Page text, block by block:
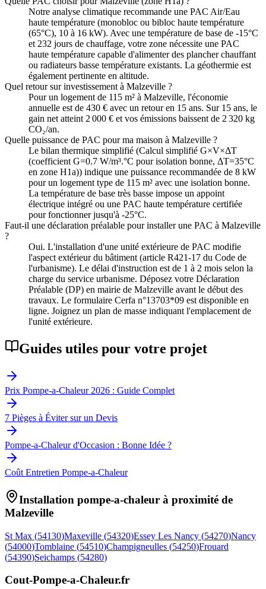
Notre analyse climatique recommande une PAC Air/Eau
haute température (monobloc ou bibloc haute température
(65°C), 10 à 16 kW). Avec une température de base de -15°C
et 232 jours de chauffage, votre zone nécessite une PAC
haute température capable d'alimenter des plancher chauffant
ou radiateurs basse température existants. La géothermie est
également pertinente en altitude.
Quel retour sur investissement à Malzeville ?
Pour un logement de 115 m² à Malzeville, l'économie
annuelle est de 430 € avec un retour en 15 ans. Sur 15 ans, le
gain net atteint 2 000 € et vos émissions baissent de 2 320 kg
CO₂/an.
Quelle puissance de PAC pour ma maison à Malzeville ?
Le bilan thermique simplifié (Calcul simplifié G×V×ΔT
(coefficient G=0.7 W/m³.°C pour isolation bonne, ΔT=35°C
en zone H1a)) indique une puissance recommandée de 8 kW
pour un logement type de 115 m² avec une isolation bonne.
La température de base très basse impose un appoint
électrique intégré ou une PAC haute température certifiée
pour fonctionner jusqu'à -25°C.
Faut-il une déclaration préalable pour installer une PAC à Malzeville
?
Oui. L'installation d'une unité extérieure de PAC modifie
l'aspect extérieur du bâtiment (article R421-17 du Code de
l'urbanisme). Le délai d'instruction est de 1 à 2 mois selon la
charge du service urbanisme. Déposez votre Déclaration
Préalable (DP) en mairie de Malzeville avant le début des
travaux. Le formulaire Cerfa n°13703*09 est disponible en
ligne. Joignez un plan de masse indiquant l'emplacement de
l'unité extérieure.
Guides utiles pour votre projet
Prix Pompe-a-Chaleur 2026 : Guide Complet
7 Pièges à Éviter sur un Devis
Pompe-a-Chaleur d'Occasion : Bonne Idée ?
Coût Entretien Pompe-a-Chaleur
Installation pompe-a-chaleur à proximité de
Malzeville
St Max (54130)Maxeville (54320)Essey Les Nancy (54270)Nancy
(54000)Tomblaine (54510)Champigneulles (54250)Frouard
(54390)Seichamps (54280)
Cout-Pompe-a-Chaleur.fr